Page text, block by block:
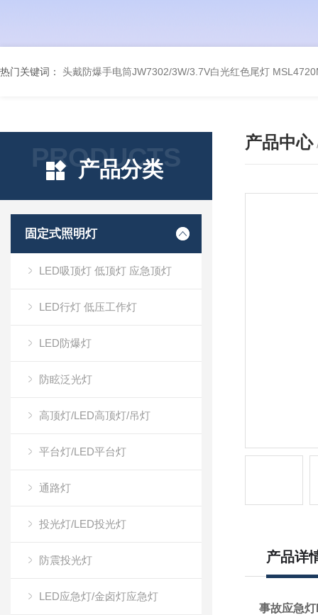
热门关键词： 头戴防爆手电筒JW7302/3W/3.7V白光红色尾灯
PRODUCTS
产品分类
固定式照明灯
LED吸顶灯 低顶灯 应急顶灯
LED行灯 低压工作灯
LED防爆灯
防眩泛光灯
高顶灯/LED高顶灯/吊灯
平台灯/LED平台灯
通路灯
投光灯/LED投光灯
防震投光灯
LED应急灯/金卤灯应急灯
产品中心
产品详
事故应急